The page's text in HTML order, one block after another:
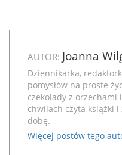
AUTOR: Joanna
Dziennikarka,
pomysłów na proste
czekolady z orzechami
chwilach czyta książki i
dobę.
Więcej postów tego